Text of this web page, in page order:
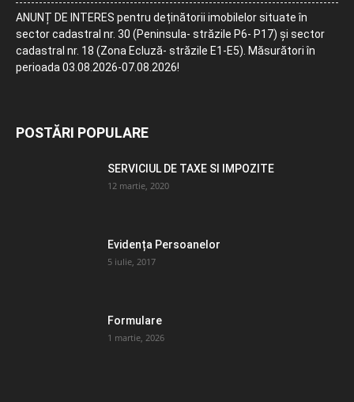
ANUNȚ DE INTERES pentru deținătorii imobilelor situate în
sector cadastral nr. 30 (Peninsula- străzile P6- P17) și sector
cadastral nr. 18 (Zona Ecluză- străzile E1-E5). Măsurători în
perioada 03.08.2026-07.08.2026!
POSTĂRI POPULARE
SERVICIUL DE TAXE SI IMPOZITE
12 martie, 2020
Evidența Persoanelor
5 iulie, 2017
Formulare
1 martie, 2026